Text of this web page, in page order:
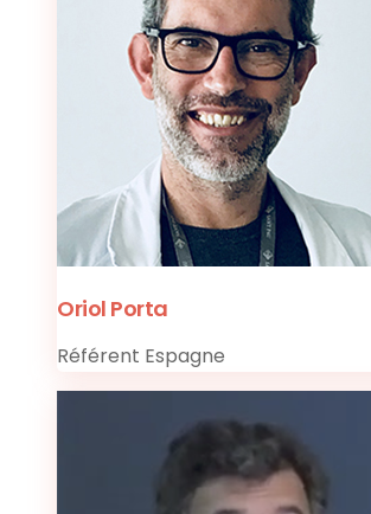
Oriol Porta
Référent Espagne